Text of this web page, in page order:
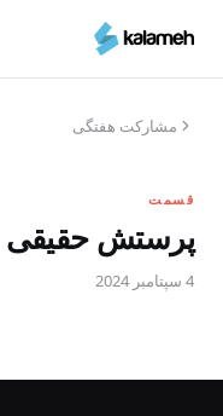
محتوای
مشارکت هفتگی
قسمت
پرستش حقیقی
4 سپتامبر 2024